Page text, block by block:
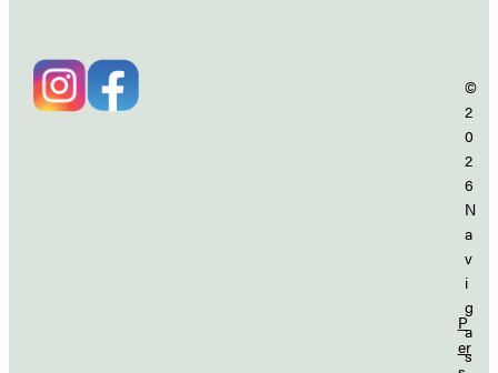
P
er
©
2
0
2
6
N
a
v
i
g
a
s